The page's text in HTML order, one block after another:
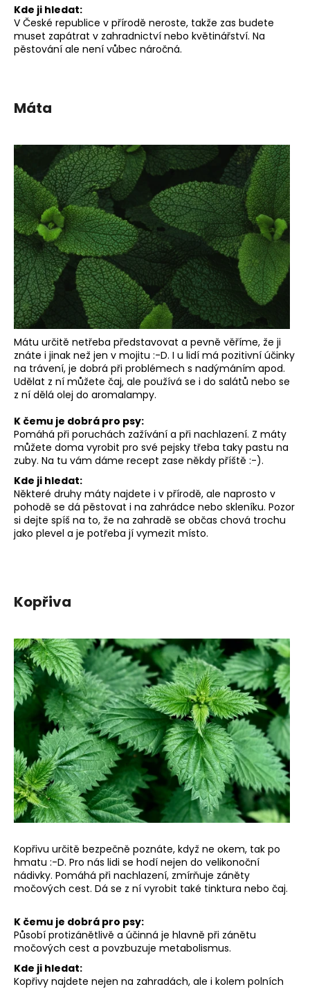
Kde ji hledat:
V České republice v přírodě neroste, takže zas budete
muset zapátrat v zahradnictví nebo květinářství. Na
pěstování ale není vůbec náročná.
Máta
Mátu určitě netřeba představovat a pevně věříme, že ji
znáte i jinak než jen v mojitu :-D. I u lidí má pozitivní účinky
na trávení, je dobrá při problémech s nadýmáním apod.
Udělat z ní můžete čaj, ale používá se i do salátů nebo se
z ní dělá olej do aromalampy.
K čemu je dobrá pro psy:
Pomáhá při poruchách zažívání a při nachlazení. Z máty
můžete doma vyrobit pro své pejsky třeba taky pastu na
zuby. Na tu vám dáme recept zase někdy příště :-).
Kde ji hledat:
Některé druhy máty najdete i v přírodě, ale naprosto v
pohodě se dá pěstovat i na zahrádce nebo skleníku. Pozor
si dejte spíš na to, že na zahradě se občas chová trochu
jako plevel a je potřeba jí vymezit místo.
Kopřiva
Kopřivu určitě bezpečně poznáte, když ne okem, tak po
hmatu :-D. Pro nás lidi se hodí nejen do velikonoční
nádivky. Pomáhá při nachlazení, zmírňuje záněty
močových cest. Dá se z ní vyrobit také tinktura nebo čaj.
K čemu je dobrá pro psy:
Působí protizánětlivě a účinná je hlavně při zánětu
močových cest a povzbuzuje metabolismus.
Kde ji hledat:
Kopřivy najdete nejen na zahradách, ale i kolem polních